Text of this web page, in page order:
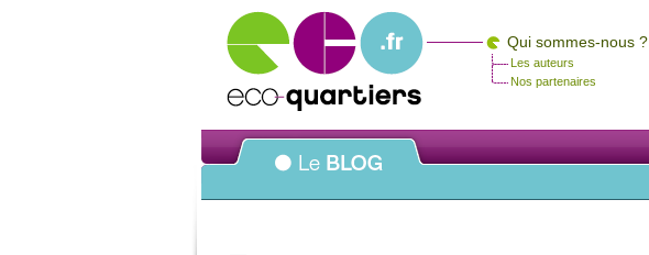
Qui sommes-nous ?
Les auteurs
Nos partenaires